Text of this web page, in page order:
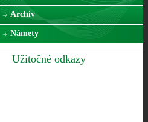
Archív
Námety
Užitočné odkazy